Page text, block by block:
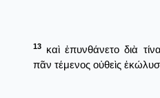
13
καὶ ἐπυνθάνετο διὰ
πᾶν τέμενος οὐθεὶς